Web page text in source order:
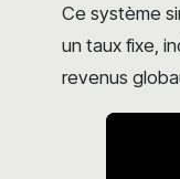
Ce système
un taux fixe,
revenus